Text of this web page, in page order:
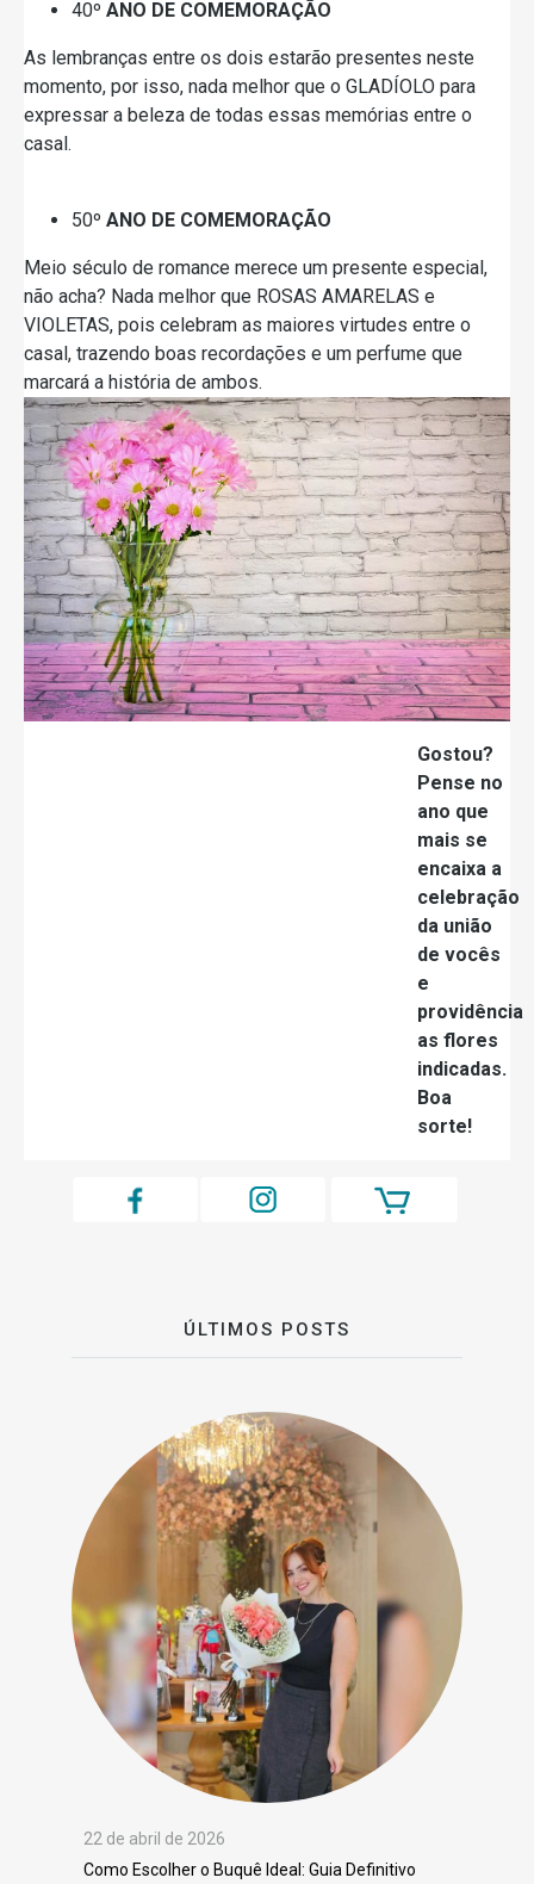
40º ANO DE COMEMORAÇÃO
As lembranças entre os dois estarão presentes neste
momento, por isso, nada melhor que o GLADÍOLO para
expressar a beleza de todas essas memórias entre o
casal.
50º ANO DE COMEMORAÇÃO
Meio século de romance merece um presente especial,
não acha? Nada melhor que ROSAS AMARELAS e
VIOLETAS, pois celebram as maiores virtudes entre o
casal, trazendo boas recordações e um perfume que
marcará a história de ambos.
Gostou?
Pense no
ano que
mais se
encaixa a
celebração
da união
de vocês
e
providência
as flores
indicadas.
Boa
sorte!
ÚLTIMOS POSTS
22 de abril de 2026
Como Escolher o Buquê Ideal: Guia Definitivo